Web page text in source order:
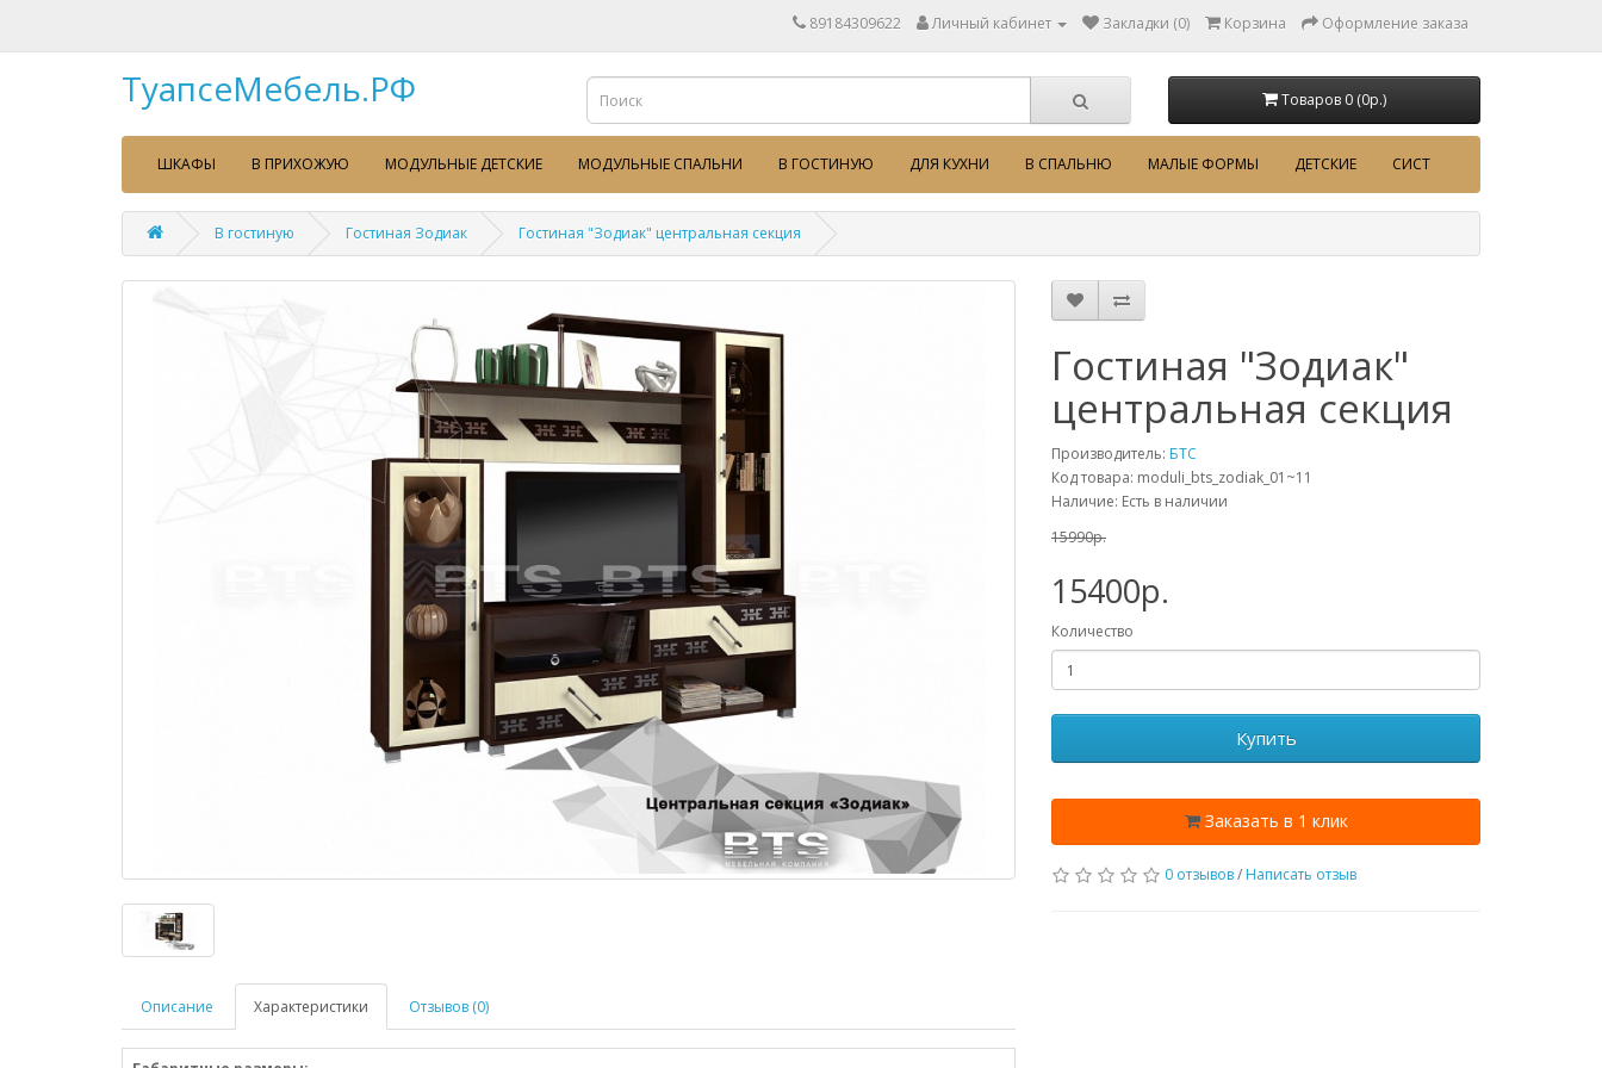
89184309622 Личный кабинет Закладки (0) Корзина Оформление заказа
ТуапсеМебель.РФ Товаров 0 (0p.)
ШКАФЫ В ПРИХОЖУЮ МОДУЛЬНЫЕ ДЕТСКИЕ МОДУЛЬНЫЕ СПАЛЬНИ В ГОСТИНУЮ ДЛЯ КУХНИ В СПАЛЬНЮ МАЛЫЕ ФОРМЫ ДЕТСКИЕ СИСТ
В гостиную Гостиная Зодиак Гостиная "Зодиак" центральная секция
Описание Характеристики Отзывов (0)
Гостиная "Зодиак"
центральная секция
Производитель: БТС
Код товара: moduli_bts_zodiak_01~11
Наличие: Есть в наличии
15990p.
15400p.
Количество
Купить
Заказать в 1 клик
0 отзывов/ Написать отзыв